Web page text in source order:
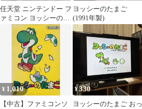
任天堂 ニンテンドー フ
ァミコン ヨッシーのた
まご
ヨッシーのたまご
(1991年製)
¥ 1,010
【中古】ファミコンソ
¥330
ヨッシーのたまご おっ